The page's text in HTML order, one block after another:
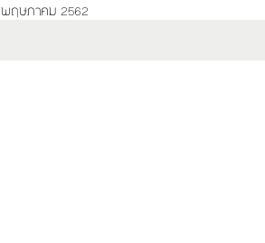
ฤษภาคม 2562